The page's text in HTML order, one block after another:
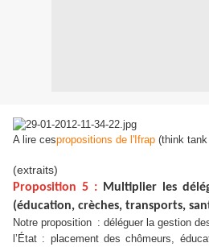
A lire cespropositions de l'Ifrap (think
(extraits)
Proposition 5 : Multiplier les
(éducation, crèches, transports,
Notre proposition : déléguer la gestion
l’État : placement des chômeurs,